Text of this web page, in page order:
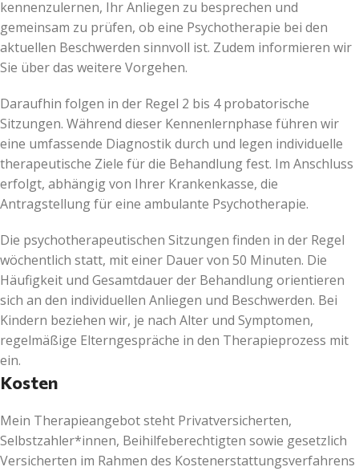
kennenzulernen, Ihr Anliegen zu besprechen und
gemeinsam zu prüfen, ob eine Psychotherapie bei den
aktuellen Beschwerden sinnvoll ist. Zudem informieren wir
Sie über das weitere Vorgehen.
Daraufhin folgen in der Regel 2 bis 4 probatorische
Sitzungen. Während dieser Kennenlernphase führen wir
eine umfassende Diagnostik durch und legen individuelle
therapeutische Ziele für die Behandlung fest. Im Anschluss
erfolgt, abhängig von Ihrer Krankenkasse, die
Antragstellung für eine ambulante Psychotherapie.
Die psychotherapeutischen Sitzungen finden in der Regel
wöchentlich statt, mit einer Dauer von 50 Minuten. Die
Häufigkeit und Gesamtdauer der Behandlung orientieren
sich an den individuellen Anliegen und Beschwerden. Bei
Kindern beziehen wir, je nach Alter und Symptomen,
regelmäßige Elterngespräche in den Therapieprozess mit
ein.
Kosten
Mein Therapieangebot steht Privatversicherten,
Selbstzahler*innen, Beihilfeberechtigten sowie gesetzlich
Versicherten im Rahmen des Kostenerstattungsverfahrens